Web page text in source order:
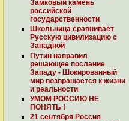
Замковый камень
российской
государственности
Школьница сравнивает
Русскую цивилизацию с
Западной
Путин направил
решающее послание
Западу - Шокированный
мир возвращается к жизни
и реальности
УМОМ РОССИЮ НЕ
ПОНЯТЬ !
21 сентября Россия